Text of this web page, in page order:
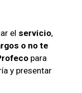
el servicio,
o no te
para
y presentar